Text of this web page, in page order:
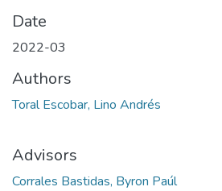
Date
2022-03
Authors
Toral Escobar, Lino Andrés
Advisors
Corrales Bastidas, Byron Paúl